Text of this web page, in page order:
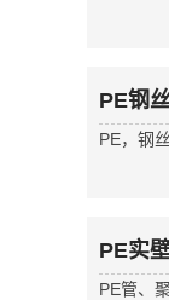
PE钢
PE，钢
PE实
PE管、